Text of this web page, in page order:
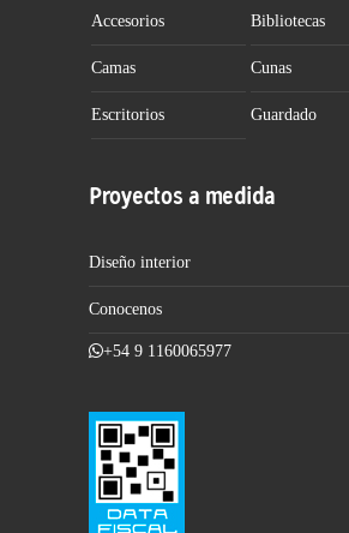
Accesorios Bibliotecas
Camas Cunas
Escritorios Guardado
Proyectos a medida
Diseño interior
Conocenos
+54 9 1160065977